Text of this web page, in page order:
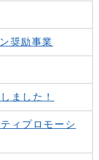
奨励事業
ました！
ィプロモーシ